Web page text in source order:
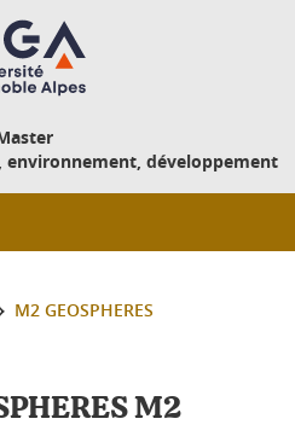
environnement, développement
M2 GEOSPHERES
M2